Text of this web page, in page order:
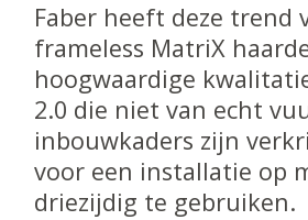
Faber heeft deze trend
frameless MatriX
hoogwaardige
2.0 die niet van echt
inbouwkaders zijn
voor een installatie op
driezijdig te gebruiken.